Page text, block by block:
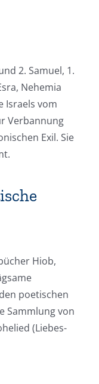
2. Samuel, 1.
Nehemia
Israels vom
Verbannung
Exil. Sie
Hiob,
poetischen
Sammlung von
(Liebes-